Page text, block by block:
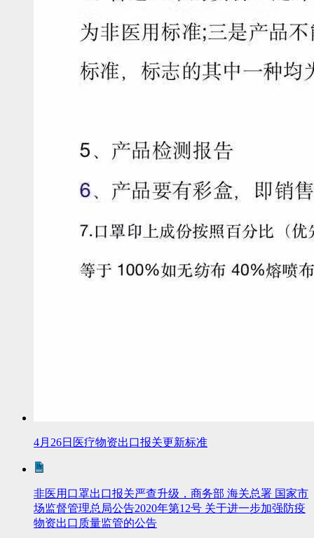
4月26日医疗物资出口报关更新标准
非医用口罩出口报关严查升级，商务部 海关总署 国家市
场监督管理总局公告2020年第12号 关于进一步加强防疫
物资出口质量监管的公告